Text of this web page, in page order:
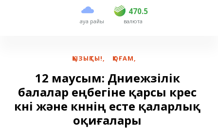
ауа райы
470.5
USD 468.5 470.5
EUR валюта
ҚЫЗЫҚТЫ!, ҚОҒАМ,
12 маусым: Дүниежүзілік
балалар еңбегіне қарсы күрес
күні және күннің есте қаларлық
оқиғалары